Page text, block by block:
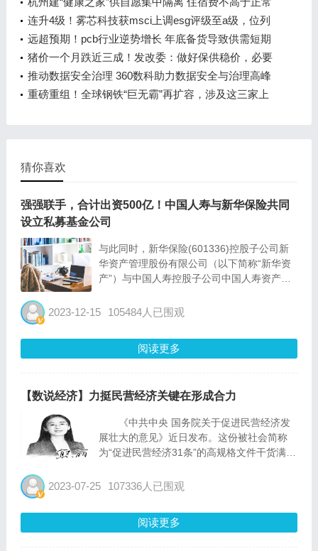
市场价
连升4级！雾芯科技获msci上调esg评级至a级，位列
全球电子烟企业首位
远超预期！pcb行业逆势增长 年底备货导致供需短期
错配
猪价一个月跌近三成！发改委：做好保供稳价，必要
时采取收储调节！
推动数据安全治理 360数科助力数据安全与治理高峰
论坛成功举办
重磅重组！全球钢铁“巨无霸”再扩容，涉及这三家上
猜你喜欢
强强联手，合计出资500亿！中国人寿与新华保险共同
设立私募基金公司
与此同时，新华保险(601336)控股子公司新
华资产管理股份有限公司（以下简称“新华资
产”）与中国人寿控股子公司中国人寿资产管
500万元共同发起设立基金管理人公司（以下
的管理人...
2023-12-15 105484人已围观
阅读更多
【数说经济】力挺民营经济关键在形成合力
《中共中央 国务院关于促进民营经济发
展壮大的意见》近日发布。这份被社会简称
为“促进民营经济31条”的高规格文件干货满
以高含金量举措力挺民营企业发展，给全国超
释放...
2023-07-25 107336人已围观
阅读更多